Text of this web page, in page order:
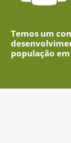
Temos um
população